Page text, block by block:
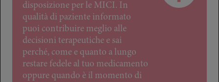
disposizione per le MICI. In
qualità di paziente informato
puoi contribuire meglio alle
decisioni terapeutiche e sai
perché, come e quanto a lungo
restare fedele al tuo medicamento
oppure quando è il momento di